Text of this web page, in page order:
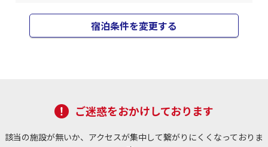
宿泊条件を変更する
ご迷惑をおかけしております
該当の施設が無いか、アクセスが集中して繋がりにくくなっておりま